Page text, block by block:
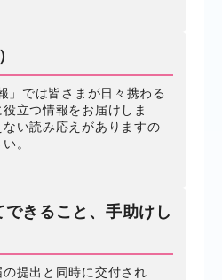
」では皆さまが日々携わる
立つ情報をお届けしま
い読み応えがありますの
。
きること、手助けし
提出と同時に交付され